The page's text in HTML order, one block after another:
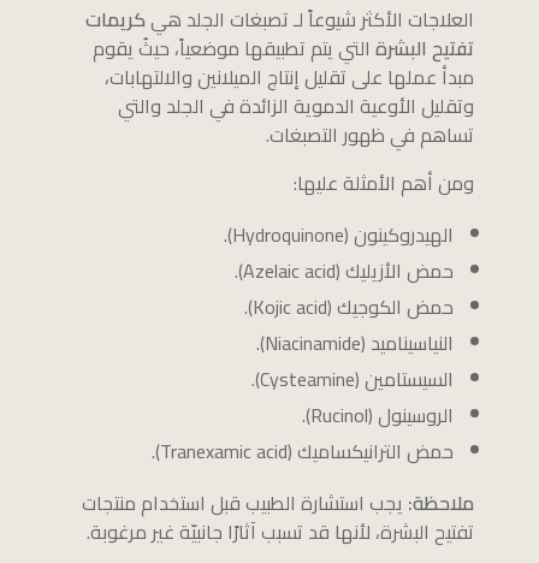
العلاجات الأكثر شيوعاً لـ تصبغات الجلد هيكريمات
تفتيح البشرةالتي يتم تطبيقها موضعياً، حيثُ يقوم
مبدأ عملها على تقليل إنتاج الميلانين والالتهابات،
وتقليل الأوعية الدموية الزائدة في الجلد والتي
تساهم في ظهور التصبغات.
ومن أهم الأمثلة عليها:
الهيدروكينون (Hydroquinone).
حمض الأزيليك (Azelaic acid).
حمض الكوجيك (Kojic acid).
النياسيناميد (Niacinamide).
السيستامين (Cysteamine).
الروسينول (Rucinol).
حمض الترانيكساميك (Tranexamic acid).
ملاحظة: يجب استشارة الطبيب قبل استخدام منتجات
تفتيح البشرة، لأنها قد تسبب آثارًا جانبيّة غير مرغوبة.